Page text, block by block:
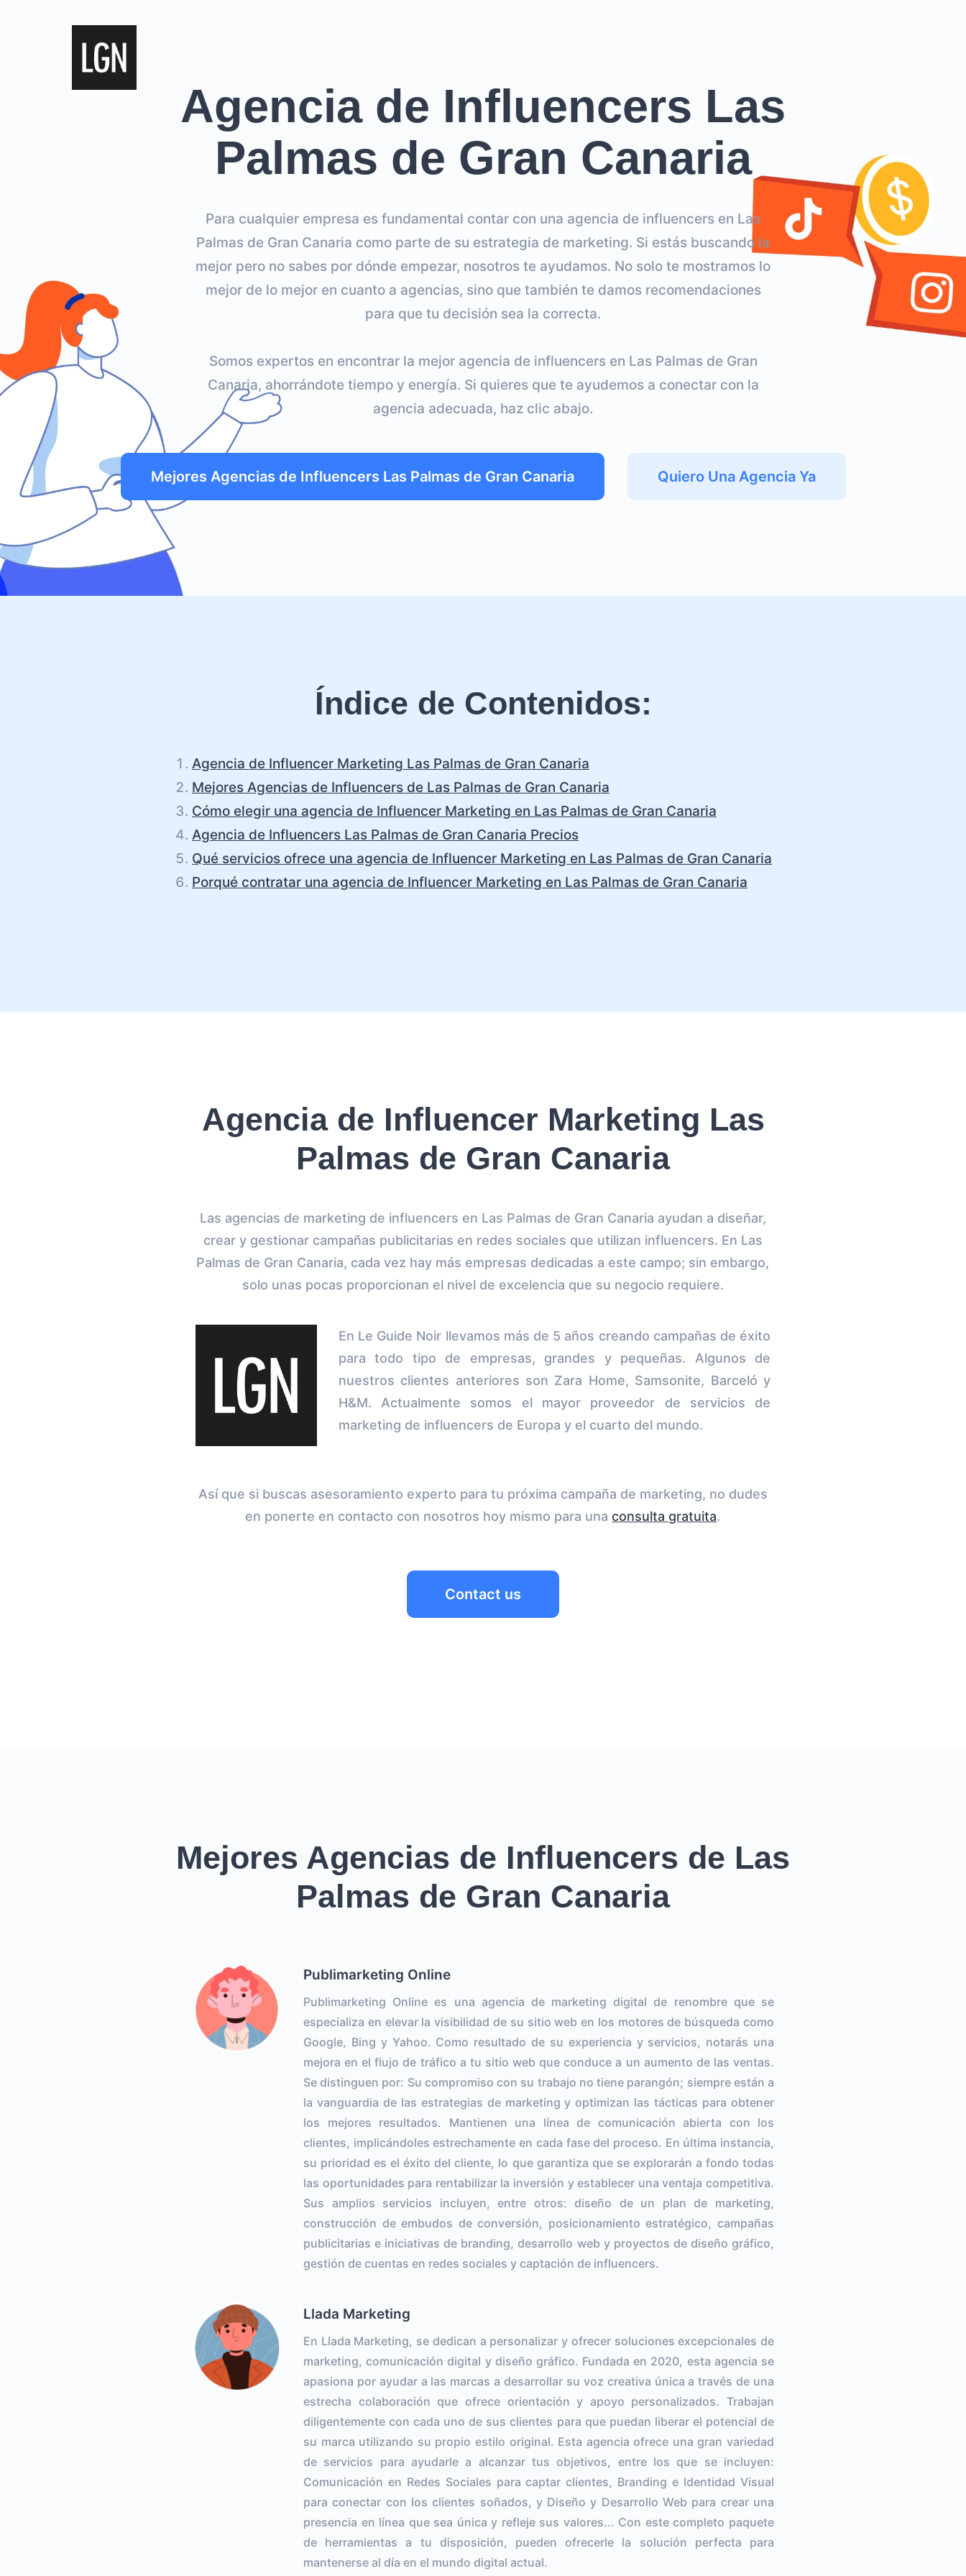
Agencia de Influencers Las
Palmas de Gran Canaria
Para cualquier empresa es fundamental contar con una agencia de influencers en Las
Palmas de Gran Canaria como parte de su estrategia de marketing. Si estás buscando la
mejor pero no sabes por dónde empezar, nosotros te ayudamos. No solo te mostramos lo
mejor de lo mejor en cuanto a agencias, sino que también te damos recomendaciones
para que tu decisión sea la correcta.
Somos expertos en encontrar la mejor agencia de influencers en Las Palmas de Gran
Canaria, ahorrándote tiempo y energía. Si quieres que te ayudemos a conectar con la
agencia adecuada, haz clic abajo.
Mejores Agencias de Influencers Las Palmas de Gran Canaria Quiero Una Agencia Ya
Índice de Contenidos:
Agencia de Influencer Marketing Las Palmas de Gran Canaria
Mejores Agencias de Influencers de Las Palmas de Gran Canaria
Cómo elegir una agencia de Influencer Marketing en Las Palmas de Gran Canaria
Agencia de Influencers Las Palmas de Gran Canaria Precios
Qué servicios ofrece una agencia de Influencer Marketing en Las Palmas de Gran Canaria
Porqué contratar una agencia de Influencer Marketing en Las Palmas de Gran Canaria
Agencia de Influencer Marketing Las
Palmas de Gran Canaria
Las agencias de marketing de influencers en Las Palmas de Gran Canaria ayudan a diseñar,
crear y gestionar campañas publicitarias en redes sociales que utilizan influencers. En Las
Palmas de Gran Canaria, cada vez hay más empresas dedicadas a este campo; sin embargo,
solo unas pocas proporcionan el nivel de excelencia que su negocio requiere.
En Le Guide Noir llevamos más de 5 años creando campañas de éxito
para todo tipo de empresas, grandes y pequeñas. Algunos de
nuestros clientes anteriores son Zara Home, Samsonite, Barceló y
H&M. Actualmente somos el mayor proveedor de servicios de
marketing de influencers de Europa y el cuarto del mundo.
Así que si buscas asesoramiento experto para tu próxima campaña de marketing, no dudes
en ponerte en contacto con nosotros hoy mismo para una consulta gratuita.
Contact us
Mejores Agencias de Influencers de Las
Palmas de Gran Canaria
Publimarketing Online
Publimarketing Online es una agencia de marketing digital de renombre que se
especializa en elevar la visibilidad de su sitio web en los motores de búsqueda como
Google, Bing y Yahoo. Como resultado de su experiencia y servicios, notarás una
mejora en el flujo de tráfico a tu sitio web que conduce a un aumento de las ventas.
Se distinguen por: Su compromiso con su trabajo no tiene parangón; siempre están a
la vanguardia de las estrategias de marketing y optimizan las tácticas para obtener
los mejores resultados. Mantienen una línea de comunicación abierta con los
clientes, implicándoles estrechamente en cada fase del proceso. En última instancia,
su prioridad es el éxito del cliente, lo que garantiza que se explorarán a fondo todas
las oportunidades para rentabilizar la inversión y establecer una ventaja competitiva.
Sus amplios servicios incluyen, entre otros: diseño de un plan de marketing,
construcción de embudos de conversión, posicionamiento estratégico, campañas
publicitarias e iniciativas de branding, desarrollo web y proyectos de diseño gráfico,
gestión de cuentas en redes sociales y captación de influencers.
Llada Marketing
En Llada Marketing, se dedican a personalizar y ofrecer soluciones excepcionales de
marketing, comunicación digital y diseño gráfico. Fundada en 2020, esta agencia se
apasiona por ayudar a las marcas a desarrollar su voz creativa única a través de una
estrecha colaboración que ofrece orientación y apoyo personalizados. Trabajan
diligentemente con cada uno de sus clientes para que puedan liberar el potencial de
su marca utilizando su propio estilo original. Esta agencia ofrece una gran variedad
de servicios para ayudarle a alcanzar tus objetivos, entre los que se incluyen:
Comunicación en Redes Sociales para captar clientes, Branding e Identidad Visual
para conectar con los clientes soñados, y Diseño y Desarrollo Web para crear una
presencia en línea que sea única y refleje sus valores... Con este completo paquete
de herramientas a tu disposición, pueden ofrecerle la solución perfecta para
mantenerse al día en el mundo digital actual.